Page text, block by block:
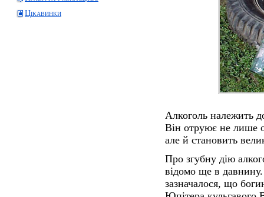
Цікавинки
Алкоголь належить
Він отруює не лише
але й становить
Про згубну дію
відомо ще в давнину.
зазначалося, що